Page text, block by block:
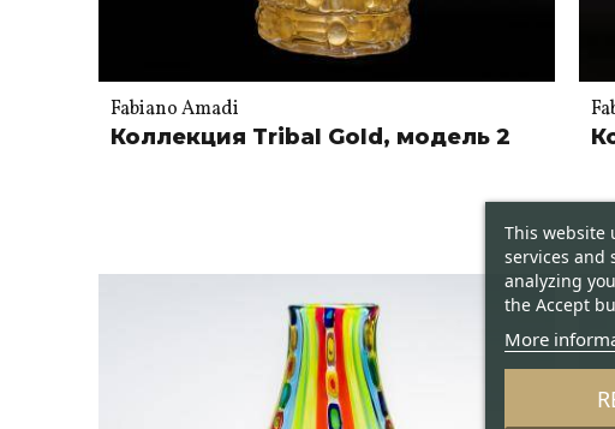
Fabiano Amadi
Коллекция Tribal Gold, модель 2
This website
services and
analyzing
the Accept
More